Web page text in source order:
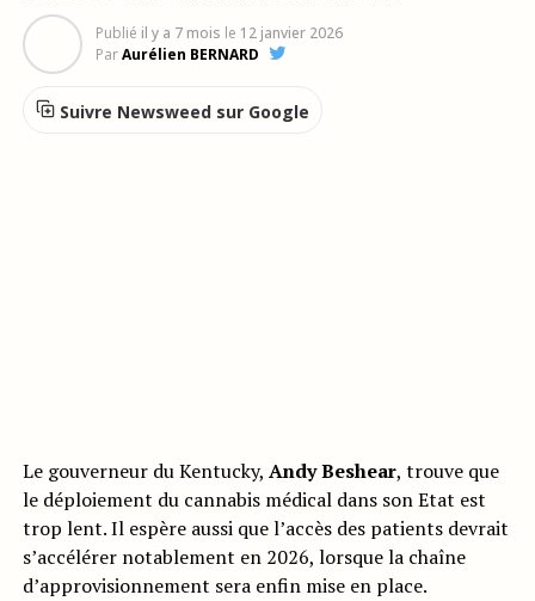
Publié il y a 7 mois le 12 janvier 2026
ParAurélien BERNARD
Suivre Newsweed sur Google
Le gouverneur du Kentucky, Andy Beshear, trouve que
le déploiement du cannabis médical dans son Etat est
trop lent. Il espère aussi que l’accès des patients devrait
s’accélérer notablement en 2026, lorsque la chaîne
d’approvisionnement sera enfin mise en place.